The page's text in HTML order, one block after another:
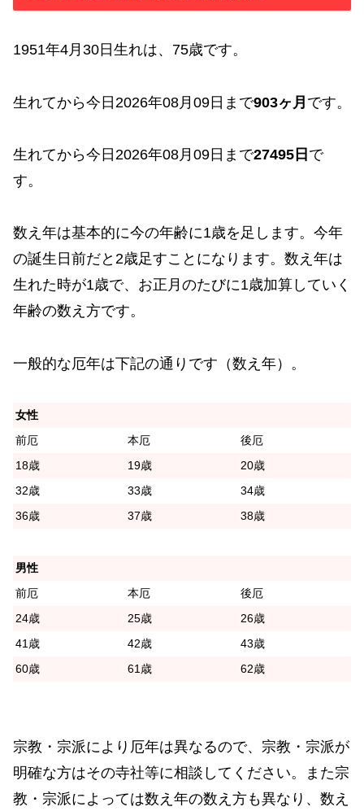
1951年4月30日生れは、75歳です。
生れてから今日2026年08月09日まで903ヶ月 です。
生れてから今日2026年08月09日まで27495日 で
す。
数え年は基本的に今の年齢に1歳を足します。今年
の誕生日前だと2歳足すことになります。数え年は
生れた時が1歳で、お正月のたびに1歳加算していく
年齢の数え方です。
一般的な厄年は下記の通りです（数え年）。
女性
前厄
本厄
後厄
18歳
19歳
20歳
32歳
33歳
34歳
36歳
37歳 38歳
男性
前厄
本厄
後厄
24歳
25歳
26歳
41歳
42歳
43歳
60歳
61歳 62歳
宗教・宗派により厄年は異なるので、宗教・宗派が
明確な方はその寺社等に相談してください。また宗
教・宗派によっては数え年の数え方も異なり、数え